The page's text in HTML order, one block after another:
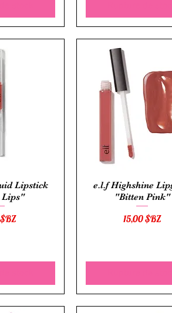
Lipstick
Lips"
Aperçu rapide
e.l.f Highshine
"Bitten Pink"
Prix
15,00 $BZ